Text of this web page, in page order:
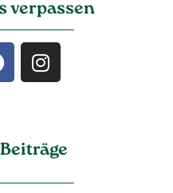
verpassen